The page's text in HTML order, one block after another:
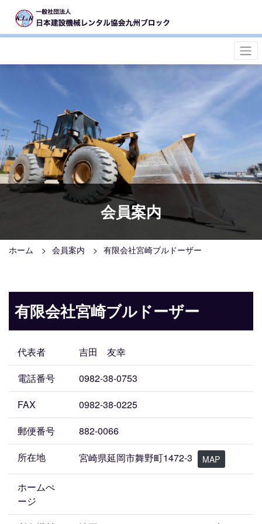
会員案内
ホーム 会員案内 有限会社宮崎ブルドーザー
有限会社宮崎ブルドーザー
代表者
吉田 友幸
電話番号
0982-38-0753
FAX
0982-38-0225
郵便番号
882-0066
所在地
宮崎県延岡市舞野町1472-3 MAP
ホームぺ
ージ